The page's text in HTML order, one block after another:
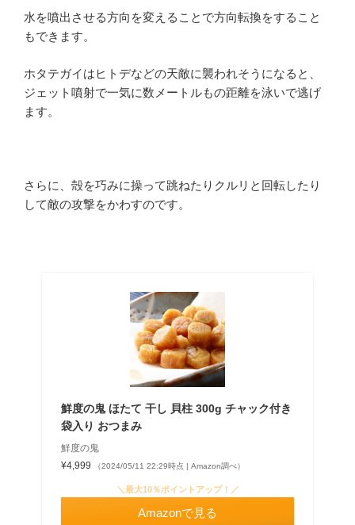
水を噴出させる方向を変えることで方向転換をすること
もできます。
ホタテガイはヒトデなどの天敵に襲われそうになると、
ジェット噴射で一気に数メートルもの距離を泳いで逃げ
ます。
さらに、殻を巧みに操って跳ねたりクルリと回転したり
して敵の攻撃をかわすのです。
鮮度の鬼 ほたて 干し 貝柱 300g チャック付き
袋入り おつまみ
鮮度の鬼
¥4,999
（2024/05/11 22:29時点 | Amazon調べ）
＼最大10％ポイントアップ！／
Amazonで見る